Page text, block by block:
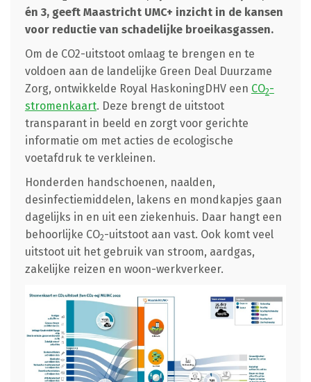
én 3, geeft Maastricht UMC+ inzicht in de kansen
voor reductie van schadelijke broeikasgassen.
Om de CO2-uitstoot omlaag te brengen en te
voldoen aan de landelijke Green Deal Duurzame
Zorg, ontwikkelde Royal HaskoningDHV een CO2-
stromenkaart. Deze brengt de uitstoot
transparant in beeld en zorgt voor gerichte
informatie om met acties de ecologische
voetafdruk te verkleinen.
Honderden handschoenen, naalden,
desinfectiemiddelen, lakens en mondkapjes gaan
dagelijks in en uit een ziekenhuis. Daar hangt een
behoorlijke CO2-uitstoot aan vast. Ook komt veel
uitstoot uit het gebruik van stroom, aardgas,
zakelijke reizen en woon-werkverkeer.